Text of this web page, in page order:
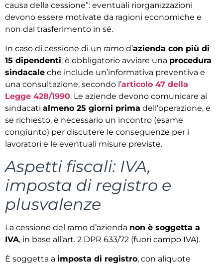
causa della cessione”: eventuali riorganizzazioni
devono essere motivate da ragioni economiche e
non dal trasferimento in sé.
In caso di cessione di un ramo d’azienda con più di
15 dipendenti, è obbligatorio avviare una procedura
sindacale che include un’informativa preventiva e
una consultazione, secondo l’articolo 47 della
Legge 428/1990. Le aziende devono comunicare ai
sindacati almeno 25 giorni prima dell’operazione, e
se richiesto, è necessario un incontro (esame
congiunto) per discutere le conseguenze per i
lavoratori e le eventuali misure previste.
Aspetti fiscali: IVA,
imposta di registro e
plusvalenze
La cessione del ramo d’azienda non è soggetta a
IVA, in base all’art. 2 DPR 633/72 (fuori campo IVA).
È soggetta a imposta di registro, con aliquote